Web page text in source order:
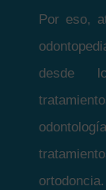
Por eso,
desde
ortodoncia.